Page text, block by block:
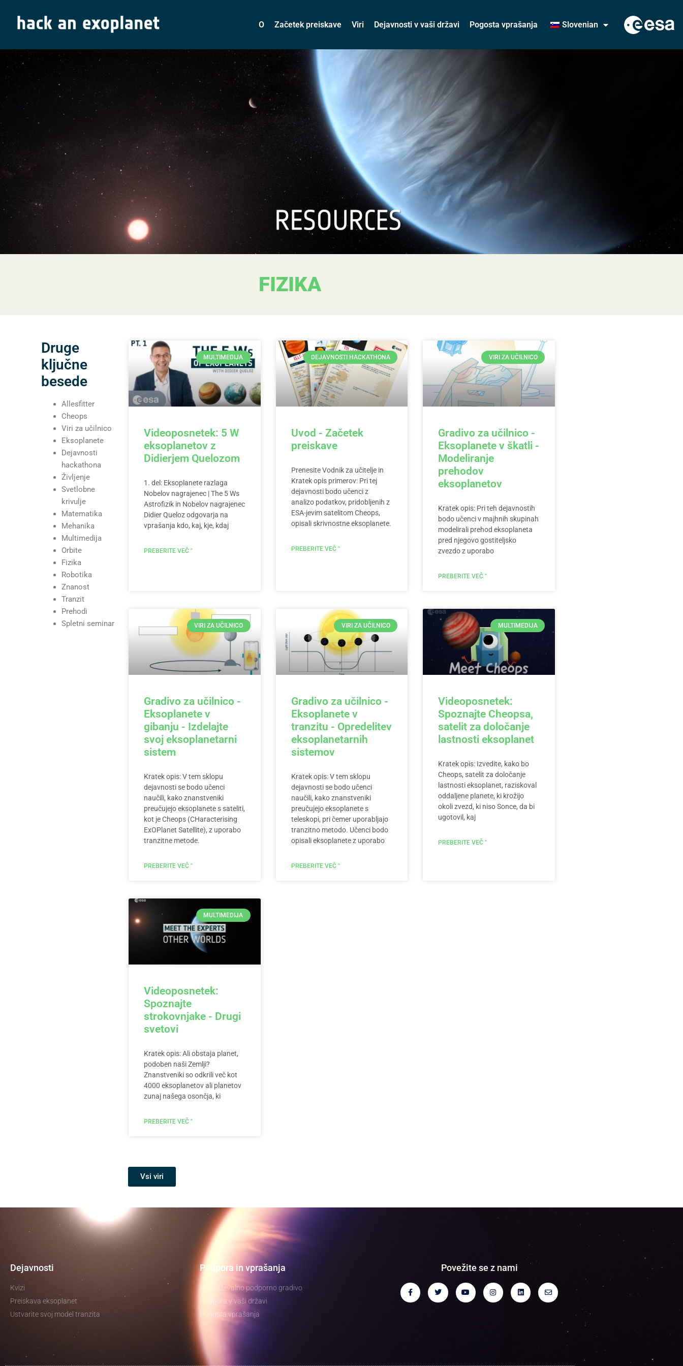
O Začetek preiskave Viri Dejavnosti v vaši državi Pogosta vprašanja Slovenian
FIZIKA
Druge
ključne
besede
Allesfitter
Cheops
Viri za učilnico
Eksoplanete
Dejavnosti
hackathona
Življenje
Svetlobne
krivulje
Matematika
Mehanika
Multimedija
Orbite
Fizika
Robotika
Znanost
Tranzit
Prehodi
Spletni seminar
MULTIMEDIJA
Videoposnetek: 5 W
eksoplanetov z
Didierjem Quelozom
1. del: Eksoplanete razlaga
Nobelov nagrajenec | The 5 Ws
Astrofizik in Nobelov nagrajenec
Didier Queloz odgovarja na
vprašanja kdo, kaj, kje, kdaj
PREBERITE VEČ "
DEJAVNOSTI HACKATHONA
Uvod - Začetek
preiskave
Prenesite Vodnik za učitelje in
Kratek opis primerov: Pri tej
dejavnosti bodo učenci z
analizo podatkov, pridobljenih z
ESA-jevim satelitom Cheops,
opisali skrivnostne eksoplanete.
PREBERITE VEČ "
VIRI ZA UČILNICO
Gradivo za učilnico -
Eksoplanete v škatli -
Modeliranje
prehodov
eksoplanetov
Kratek opis: Pri teh dejavnostih
bodo učenci v majhnih skupinah
modelirali prehod eksoplaneta
pred njegovo gostiteljsko
zvezdo z uporabo
PREBERITE VEČ "
VIRI ZA UČILNICO
Gradivo za učilnico -
Eksoplanete v
gibanju - Izdelajte
svoj eksoplanetarni
sistem
Kratek opis: V tem sklopu
dejavnosti se bodo učenci
naučili, kako znanstveniki
preučujejo eksoplanete s sateliti,
kot je Cheops (CHaracterising
ExOPlanet Satellite), z uporabo
tranzitne metode.
PREBERITE VEČ "
VIRI ZA UČILNICO
Gradivo za učilnico -
Eksoplanete v
tranzitu - Opredelitev
eksoplanetarnih
sistemov
Kratek opis: V tem sklopu
dejavnosti se bodo učenci
naučili, kako znanstveniki
preučujejo eksoplanete s
teleskopi, pri čemer uporabljajo
tranzitno metodo. Učenci bodo
opisali eksoplanete z uporabo
PREBERITE VEČ "
MULTIMEDIJA
Videoposnetek:
Spoznajte Cheopsa,
satelit za določanje
lastnosti eksoplanet
Kratek opis: Izvedite, kako bo
Cheops, satelit za določanje
lastnosti eksoplanet, raziskoval
oddaljene planete, ki krožijo
okoli zvezd, ki niso Sonce, da bi
ugotovil, kaj
PREBERITE VEČ "
MULTIMEDIJA
Videoposnetek:
Spoznajte
strokovnjake - Drugi
svetovi
Kratek opis: Ali obstaja planet,
podoben naši Zemlji?
Znanstveniki so odkrili več kot
4000 eksoplanetov ali planetov
zunaj našega osončja, ki
PREBERITE VEČ "
Vsi viri
Dejavnosti
Kvizi
Preiskava eksoplanet
Ustvarite svoj model tranzita
Podpora in vprašanja
Izobraževalno podporno gradivo
Podpora v vaši državi
Pogosta vprašanja
Povežite se z nami